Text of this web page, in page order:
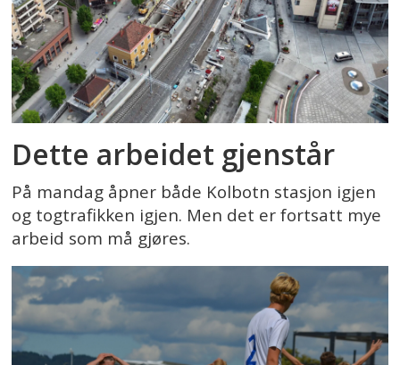
Dette arbeidet gjenstår
På mandag åpner både Kolbotn stasjon igjen
og togtrafikken igjen. Men det er fortsatt mye
arbeid som må gjøres.